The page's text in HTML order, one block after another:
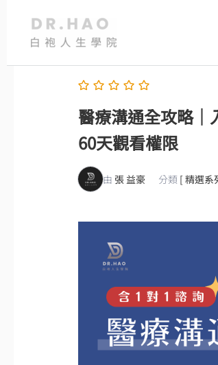
要
醫療溝通全攻略｜
60天觀看權限
由 張 益豪 分類 [ 精選系